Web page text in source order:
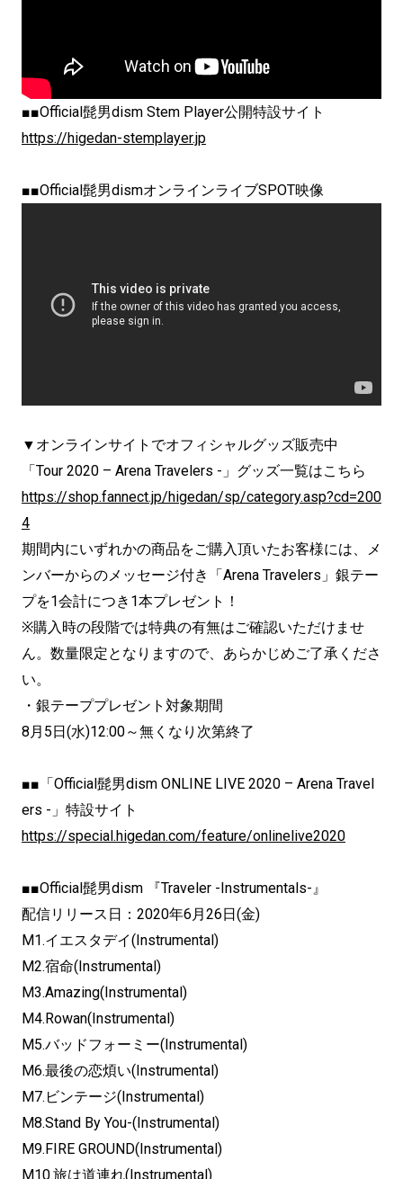
■■Official髭男dism Stem Player公開特設サイト
https://higedan-stemplayer.jp
■■Official髭男dismオンラインライブSPOT映像
▼オンラインサイトでオフィシャルグッズ販売中
「Tour 2020 – Arena Travelers -」グッズ一覧はこちら
https://shop.fannect.jp/higedan/sp/category.asp?cd=200
4
期間内にいずれかの商品をご購入頂いたお客様には、メ
ンバーからのメッセージ付き「Arena Travelers」銀テー
プを1会計につき1本プレゼント！
※購入時の段階では特典の有無はご確認いただけませ
ん。数量限定となりますので、あらかじめご了承くださ
い。
・銀テーププレゼント対象期間
8月5日(水)12:00～無くなり次第終了
■■「Official髭男dism ONLINE LIVE 2020 – Arena Travel
ers -」特設サイト
https://special.higedan.com/feature/onlinelive2020
■■Official髭男dism 『Traveler -Instrumentals-』
配信リリース日：2020年6月26日(金)
M1.イエスタデイ(Instrumental)
M2.宿命(Instrumental)
M3.Amazing(Instrumental)
M4.Rowan(Instrumental)
M5.バッドフォーミー(Instrumental)
M6.最後の恋煩い(Instrumental)
M7.ビンテージ(Instrumental)
M8.Stand By You-(Instrumental)
M9.FIRE GROUND(Instrumental)
M10.旅は道連れ(Instrumental)